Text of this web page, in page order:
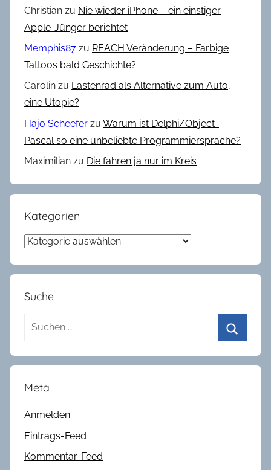
-
W
t
t
b
e
w
b
0
2
Christian zu Nie wieder iPhone – ein einstiger
Apple-Jünger berichtet
Memphis87 zu REACH Veränderung – Farbige
Tattoos bald Geschichte?
Carolin zu Lastenrad als Alternative zum Auto,
eine Utopie?
Hajo Scheefer zu Warum ist Delphi/Object-
Pascal so eine unbeliebte Programmiersprache?
Maximilian zu Die fahren ja nur im Kreis
Kategorien
Kategorien
Suche
Suchen
Meta
Anmelden
Eintrags-Feed
Kommentar-Feed